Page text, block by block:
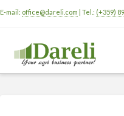
E-mail: office@dareli.com | Tel.: (+359)